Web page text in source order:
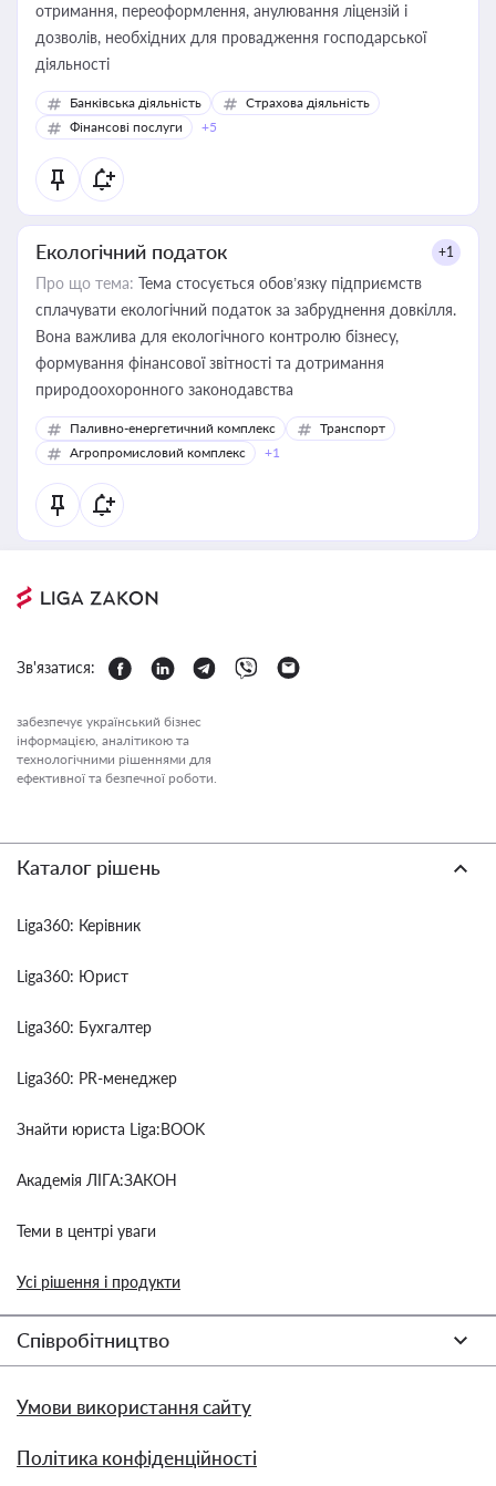
отримання, переоформлення, анулювання ліцензій і
дозволів, необхідних для провадження господарської
діяльності
Банківська діяльність
Страхова діяльність
Фінансові послуги
+5
Екологічний податок +1
Про що тема: Тема стосується обов’язку підприємств
сплачувати екологічний податок за забруднення довкілля.
Вона важлива для екологічного контролю бізнесу,
формування фінансової звітності та дотримання
природоохоронного законодавства
Паливно-енергетичний комплекс
Транспорт
Агропромисловий комплекс
+1
Зв'язатися:
забезпечує український бізнес
інформацією, аналітикою та
технологічними рішеннями для
ефективної та безпечної роботи.
Каталог рішень
Liga360: Керівник
Liga360: Юрист
Liga360: Бухгалтер
Liga360: PR-менеджер
Знайти юриста Liga:BOOK
Академія ЛІГА:ЗАКОН
Теми в центрі уваги
Усі рішення і продукти
Співробітництво
Умови використання сайту
Політика конфіденційності